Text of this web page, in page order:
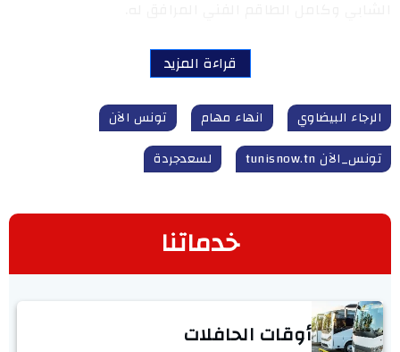
قراءة المزيد
الرجاء البيضاوي انهاء مهام
تونس الآن
تونس_الآن tunisnow.tn
لسعدجردة
خدماتنا
أوقات الحافلات